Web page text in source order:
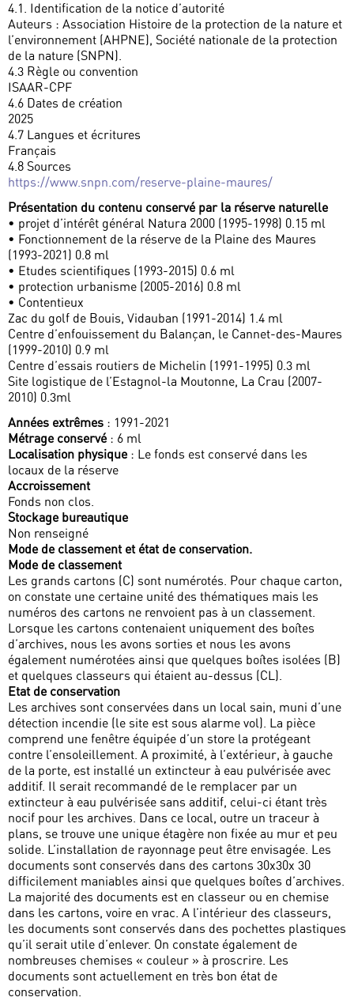
4.1. Identification de la notice d’autorité
Auteurs : Association Histoire de la protection de la nature et
l’environnement (AHPNE), Société nationale de la protection
de la nature (SNPN).
4.3 Règle ou convention
ISAAR-CPF
4.6 Dates de création
2025
4.7 Langues et écritures
Français
4.8 Sources
https://www.snpn.com/reserve-plaine-maures/
Présentation du contenu conservé par la réserve naturelle
• projet d’intérêt général Natura 2000 (1995-1998) 0.15 ml
• Fonctionnement de la réserve de la Plaine des Maures
(1993-2021) 0.8 ml
• Etudes scientifiques (1993-2015) 0.6 ml
• protection urbanisme (2005-2016) 0.8 ml
• Contentieux
Zac du golf de Bouis, Vidauban (1991-2014) 1.4 ml
Centre d’enfouissement du Balançan, le Cannet-des-Maures
(1999-2010) 0.9 ml
Centre d’essais routiers de Michelin (1991-1995) 0.3 ml
Site logistique de l’Estagnol-la Moutonne, La Crau (2007-
2010) 0.3ml
Années extrêmes : 1991-2021
Métrage conservé: 6 ml
Localisation physique: Le fonds est conservé dans les
locaux de la réserve
Accroissement
Fonds non clos.
Stockage bureautique
Non renseigné
Mode de classement et état de conservation.
Mode de classement
Les grands cartons (C) sont numérotés. Pour chaque carton,
on constate une certaine unité des thématiques mais les
numéros des cartons ne renvoient pas à un classement.
Lorsque les cartons contenaient uniquement des boîtes
d’archives, nous les avons sorties et nous les avons
également numérotées ainsi que quelques boîtes isolées (B)
et quelques classeurs qui étaient au-dessus (CL).
Etat de conservation
Les archives sont conservées dans un local sain, muni d’une
détection incendie (le site est sous alarme vol). La pièce
comprend une fenêtre équipée d’un store la protégeant
contre l’ensoleillement. A proximité, à l’extérieur, à gauche
de la porte, est installé un extincteur à eau pulvérisée avec
additif. Il serait recommandé de le remplacer par un
extincteur à eau pulvérisée sans additif, celui-ci étant très
nocif pour les archives. Dans ce local, outre un traceur à
plans, se trouve une unique étagère non fixée au mur et peu
solide. L’installation de rayonnage peut être envisagée. Les
documents sont conservés dans des cartons 30x30x 30
difficilement maniables ainsi que quelques boîtes d’archives.
La majorité des documents est en classeur ou en chemise
dans les cartons, voire en vrac. A l’intérieur des classeurs,
les documents sont conservés dans des pochettes plastiques
qu’il serait utile d’enlever. On constate également de
nombreuses chemises « couleur » à proscrire. Les
documents sont actuellement en très bon état de
conservation.